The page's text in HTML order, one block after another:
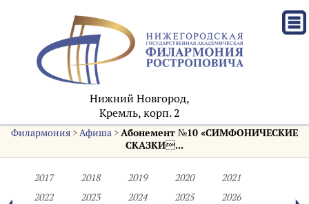
Нижний Новгород,
Кремль, корп. 2
Филармония>Афиша>Абонемент №10 «СИМФОНИЧЕСКИЕ
СКАЗКИ...
2017 2018 2019 2020
2021
2022
2023 2024 2025
2026